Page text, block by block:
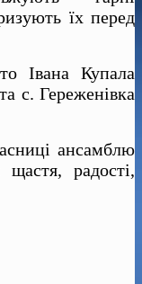
їх перед
Івана Купала
с. Гереженівка
ансамблю
радості,